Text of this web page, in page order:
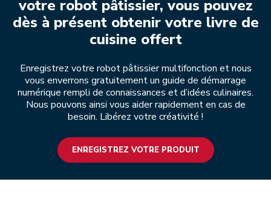
votre robot pâtissier, vous pouvez
dès à présent obtenir votre livre de
cuisine offert
Enregistrez votre robot pâtissier multifonction et nous
vous enverrons gratuitement un guide de démarrage
numérique rempli de connaissances et d’idées culinaires.
Nous pouvons ainsi vous aider rapidement en cas de
besoin. Libérez votre créativité !
ENREGISTREZ VOTRE PRODUIT